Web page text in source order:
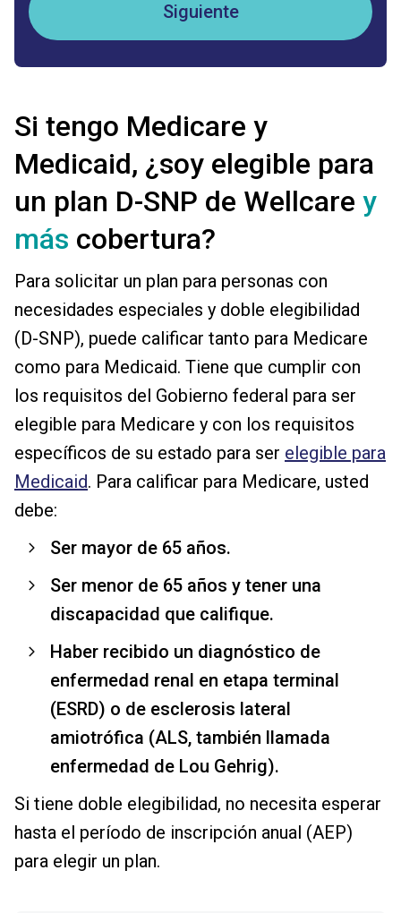
Siguiente
Si tengo Medicare y
Medicaid, ¿soy elegible para
un plan D-SNP de Wellcare y
más cobertura?
Para solicitar un plan para personas con
necesidades especiales y doble elegibilidad
(D-SNP), puede calificar tanto para Medicare
como para Medicaid. Tiene que cumplir con
los requisitos del Gobierno federal para ser
elegible para Medicare y con los requisitos
específicos de su estado para ser elegible para
Medicaid. Para calificar para Medicare, usted
debe:
Ser mayor de 65 años.
Ser menor de 65 años y tener una
discapacidad que califique.
Haber recibido un diagnóstico de
enfermedad renal en etapa terminal
(ESRD) o de esclerosis lateral
amiotrófica (ALS, también llamada
enfermedad de Lou Gehrig).
Si tiene doble elegibilidad, no necesita esperar
hasta el período de inscripción anual (AEP)
para elegir un plan.